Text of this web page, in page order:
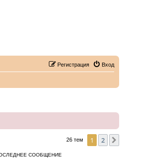
Вход
Регистрация
26 тем 1 2
СООБЩЕНИЕ